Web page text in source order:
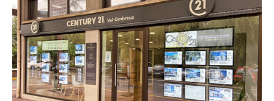
CENTURY 21 Val-Ombreux
29 avenue du Général de Gaulle
SOISY SOUS MONTMORENCY - 95230
Envoyer un message